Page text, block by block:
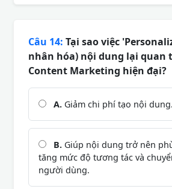
Câu 14: Tại sao việc
nhân hóa) nội dung lại quan
Content Marketing hiện đại?
A. Giảm chi phí tạo nội dung.
B. Giúp nội dung trở nên
tăng mức độ tương tác và
người dùng.